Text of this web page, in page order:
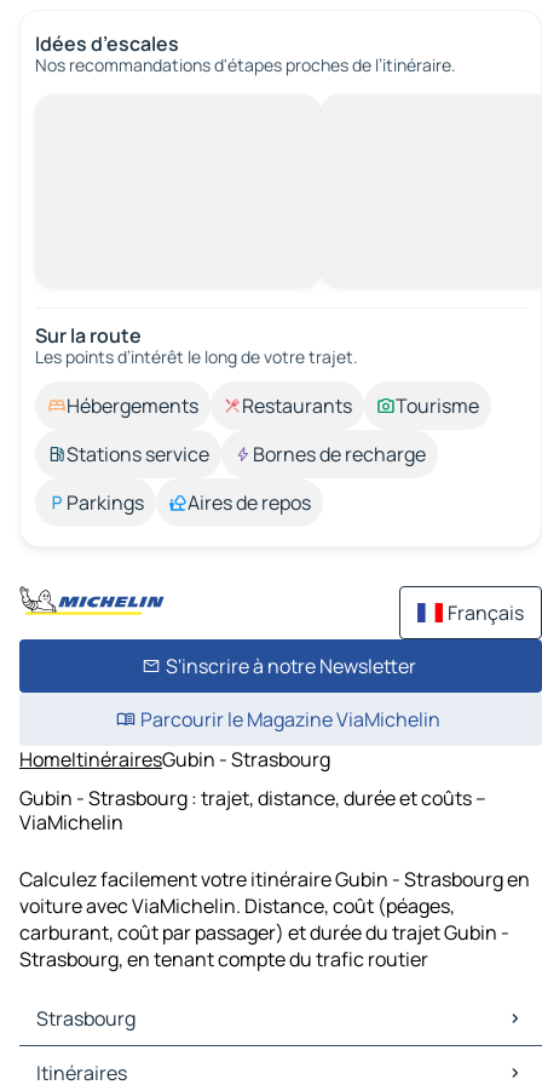
Idées d’escales
Nos recommandations d'étapes proches de l’itinéraire.
Sur la route
Les points d’intérêt le long de votre trajet.
Hébergements Restaurants
Tourisme
Stations service
Bornes de recharge
Parkings
Aires de repos
Français
S'inscrire à notre Newsletter
Parcourir le Magazine ViaMichelin
HomeItinérairesGubin - Strasbourg
Gubin - Strasbourg : trajet, distance, durée et coûts –
ViaMichelin
Calculez facilement votre itinéraire Gubin - Strasbourg en
voiture avec ViaMichelin. Distance, coût (péages,
carburant, coût par passager) et durée du trajet Gubin -
Strasbourg, en tenant compte du trafic routier
Strasbourg
Strasbourg Cartes et plans
Itinéraires